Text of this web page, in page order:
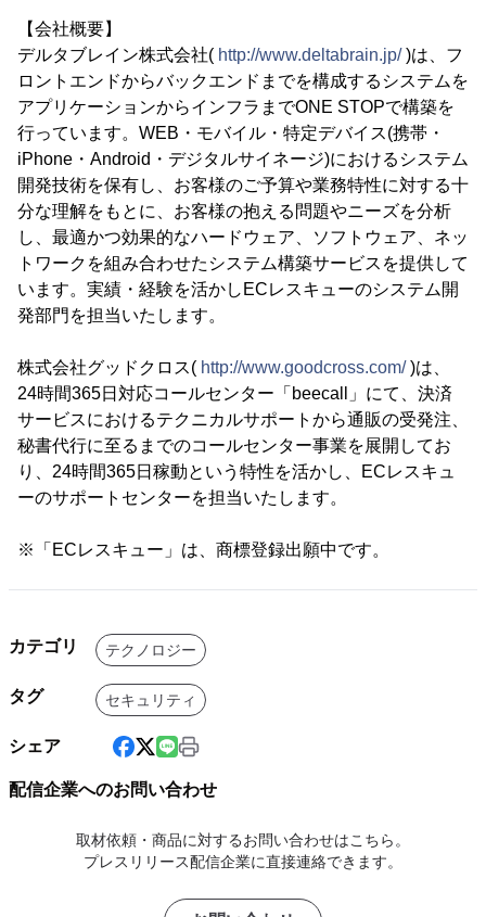
【会社概要】
デルタブレイン株式会社( http://www.deltabrain.jp/)は、フ
ロントエンドからバックエンドまでを構成するシステムを
アプリケーションからインフラまでONE STOPで構築を
行っています。WEB・モバイル・特定デバイス(携帯・
iPhone・Android・デジタルサイネージ)におけるシステム
開発技術を保有し、お客様のご予算や業務特性に対する十
分な理解をもとに、お客様の抱える問題やニーズを分析
し、最適かつ効果的なハードウェア、ソフトウェア、ネッ
トワークを組み合わせたシステム構築サービスを提供して
います。実績・経験を活かしECレスキューのシステム開
発部門を担当いたします。
株式会社グッドクロス( http://www.goodcross.com/)は、
24時間365日対応コールセンター「beecall」にて、決済
サービスにおけるテクニカルサポートから通販の受発注、
秘書代行に至るまでのコールセンター事業を展開してお
り、24時間365日稼動という特性を活かし、ECレスキュ
ーのサポートセンターを担当いたします。
※「ECレスキュー」は、商標登録出願中です。
カテゴリ テクノロジー
タグ セキュリティ
シェア
配信企業へのお問い合わせ
取材依頼・商品に対するお問い合わせはこちら。
プレスリリース配信企業に直接連絡できます。